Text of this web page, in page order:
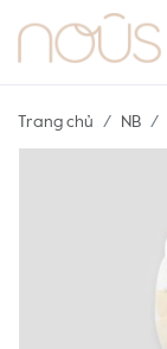
Trang chủ NB